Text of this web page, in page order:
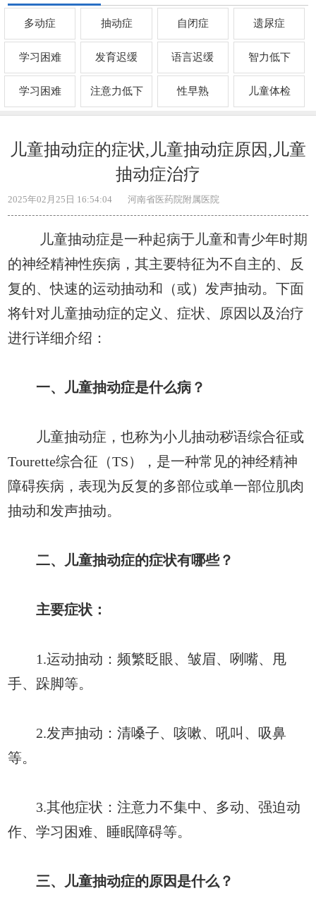
多动症 抽动症 自闭症 遗尿症
学习困难 发育迟缓 语言迟缓 智力低下
学习困难 注意力低下 性早熟 儿童体检
儿童抽动症的症状,儿童抽动症原因,儿童
抽动症治疗
2025年02月25日 16:54:04 河南省医药院附属医院
儿童抽动症是一种起病于儿童和青少年时期
的神经精神性疾病，其主要特征为不自主的、反
复的、快速的运动抽动和（或）发声抽动。下面
将针对儿童抽动症的定义、症状、原因以及治疗
进行详细介绍：
一、儿童抽动症是什么病？
儿童抽动症，也称为小儿抽动秽语综合征或
Tourette综合征（TS），是一种常见的神经精神
障碍疾病，表现为反复的多部位或单一部位肌肉
抽动和发声抽动。
二、儿童抽动症的症状有哪些？
主要症状：
1.运动抽动：频繁眨眼、皱眉、咧嘴、甩
手、跺脚等。
2.发声抽动：清嗓子、咳嗽、吼叫、吸鼻
等。
3.其他症状：注意力不集中、多动、强迫动
作、学习困难、睡眠障碍等。
三、儿童抽动症的原因是什么？